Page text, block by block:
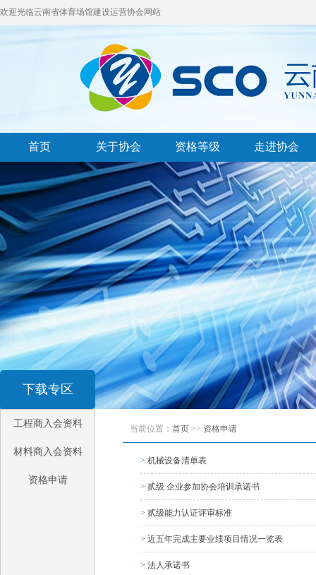
欢迎光临云南省体育场馆建设运营协会网站
首页 关于协会 资格等级 走进协会
下载专区
工程商入会资料
材料商入会资料
资格申请
当前位置： 首页 >> 资格申请
> 机械设备清单表
> 贰级 企业参加协会培训承诺书
> 贰级能力认证评审标准
> 近五年完成主要业绩项目情况一览表
> 法人承诺书